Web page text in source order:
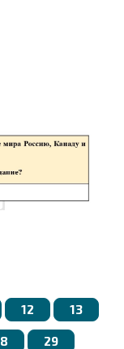
12 13
29